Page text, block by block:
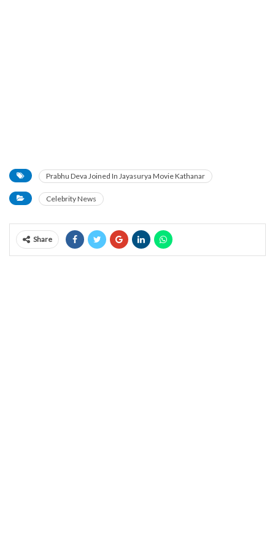
Prabhu Deva Joined In Jayasurya Movie Kathanar
Celebrity News
Share